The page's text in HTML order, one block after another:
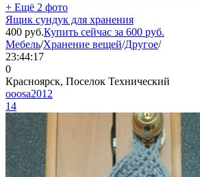
+ Ещё 2 фото
Ящик сундук для хранения
400 руб.Купить сейчас за 600 руб.
Мебель/Хранение вещей/Другое/
23:44:17
0
Красноярск, Поселок Технический
ooosa2012
14